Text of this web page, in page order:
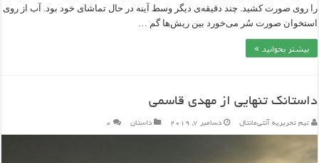
را روی صورت کشید. چند دقیقه‌ی دیگر وسط آینه در حال تماشای خود بود. آب از روی
استخوان صورت سُر می‌خورد بین ریش‌ها گم …
بیشتر بخوانید »
داستانک تنهایی از مهدی قاسمی
تیم تحریریه آنتی‌مانتال دسامبر 7, 2019 داستان ۰